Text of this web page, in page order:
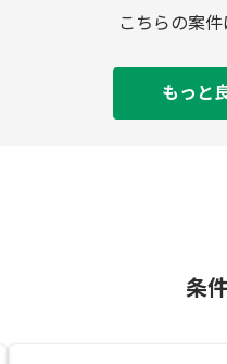
こちらの案
もっと
条